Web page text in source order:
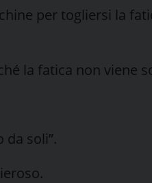
per togliersi la
la fatica non viene
da soli”.